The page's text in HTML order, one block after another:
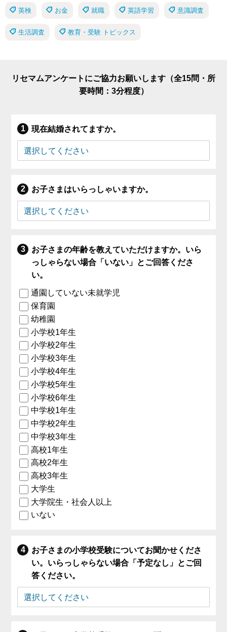
英検 お金 就職 英語学習 意識調査
生活調査 教育・受験 トピックス
リセマムアンケートにご協力お願いします（全15問・所
要時間：3分程度）
現在結婚されてますか。
お子さまはいらっしゃいますか。
お子さまの年齢を教えていただけますか。いら
っしゃらない場合「いない」とご回答くださ
い。
通園していない未就学児
保育園
幼稚園
小学校1年生
小学校2年生
小学校3年生
小学校4年生
小学校5年生
小学校6年生
中学校1年生
中学校2年生
中学校3年生
高校1年生
高校2年生
高校3年生
大学生
大学院生・社会人以上
いない
お子さまの小学校受験についてお聞かせくださ
い。いらっしゃらない場合「予定なし」とご回
答ください。